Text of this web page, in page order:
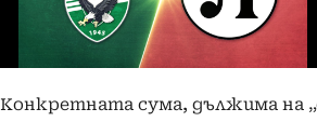
Конкретната сума, дължима на